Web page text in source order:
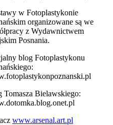
w Fotoplastykonie
organizowane są we
z Wydawnictwem
Posnania.
blog Fotoplastykonu
Tomasza Bielawskiego:
www.arsenal.art.pl